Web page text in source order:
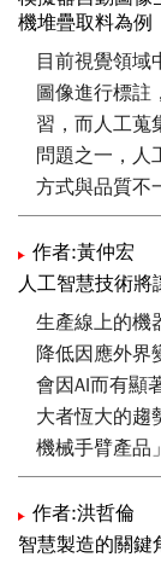
機堆疊取料為例
目前視覺領域
圖像進行標註
習，而人工蒐
問題之一，人
方式與品質不
其為問題之二
建立高擬真的
件資料，並透
疊擺放之多樣
光源方向等。
算，判別物料
合後續機器人
結果進行圖像
註(Polygon)資
label)資訊、
作者:黃仲宏
人工智慧技術將
生產線上的機
降低因應外界
會因AI而有顯
大者恆大的趨
機械手臂產品
碰硬，更要聚
通訊系統整合
發展後發先至
作者:洪哲倫
智慧製造的關鍵